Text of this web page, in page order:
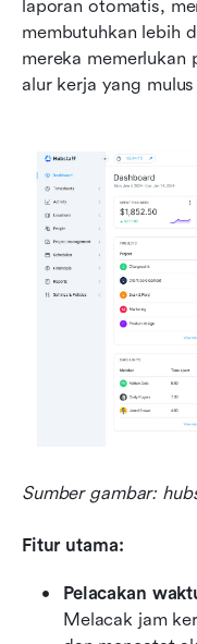
laporan otomatis,
membutuhkan lebih
mereka memerlukan
alur kerja yang
Sumber gambar:
Fitur utama:
Pelacakan
Melacak jam